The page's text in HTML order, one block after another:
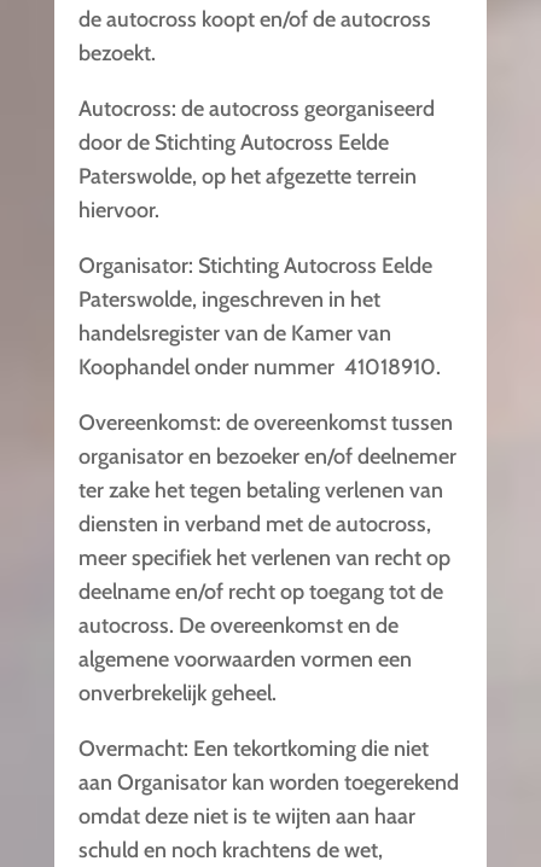
de autocross koopt en/of de autocross
bezoekt.
Autocross: de autocross georganiseerd
door de Stichting Autocross Eelde
Paterswolde, op het afgezette terrein
hiervoor.
Organisator: Stichting Autocross Eelde
Paterswolde, ingeschreven in het
handelsregister van de Kamer van
Koophandel onder nummer 41018910.
Overeenkomst: de overeenkomst tussen
organisator en bezoeker en/of deelnemer
ter zake het tegen betaling verlenen van
diensten in verband met de autocross,
meer specifiek het verlenen van recht op
deelname en/of recht op toegang tot de
autocross. De overeenkomst en de
algemene voorwaarden vormen een
onverbrekelijk geheel.
Overmacht: Een tekortkoming die niet
aan Organisator kan worden toegerekend
omdat deze niet is te wijten aan haar
schuld en noch krachtens de wet,